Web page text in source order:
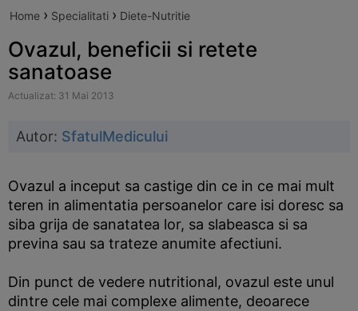
Home › Specialitati › Diete-Nutritie
Ovazul, beneficii si retete
sanatoase
Actualizat: 31 Mai 2013
Autor: SfatulMedicului
Ovazul a inceput sa castige din ce in ce mai mult
teren in alimentatia persoanelor care isi doresc sa
siba grija de sanatatea lor, sa slabeasca si sa
previna sau sa trateze anumite afectiuni.
Din punct de vedere nutritional, ovazul este unul
dintre cele mai complexe alimente, deoarece